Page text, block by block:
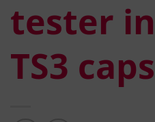
tester
TS3